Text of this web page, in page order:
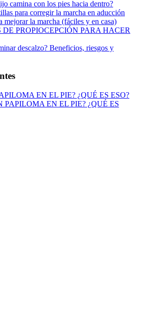
camina con los pies hacia dentro?
para corregir la marcha en aducción
mejorar la marcha (fáciles y en casa)
DE PROPIOCEPCIÓN PARA HACER
descalzo? Beneficios, riesgos y
EN EL PIE? ¿QUÉ ES ESO?
PAPILOMA EN EL PIE? ¿QUÉ ES